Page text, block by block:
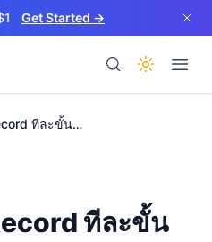
Get Started →
วิธีตั้งค่า SPF Record ทีละขั้นตอน
ทีละขั้น